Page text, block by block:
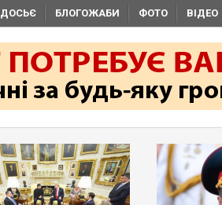
ДОСЬЄ БЛОГОЖАБИ ФОТО ВІДЕО